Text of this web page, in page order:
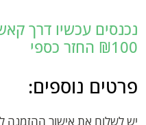
נכנסים עכשיו דרך
₪100 החזר כספי
פרטים נוספים:
יש לשלוח את אישור ההזמנה